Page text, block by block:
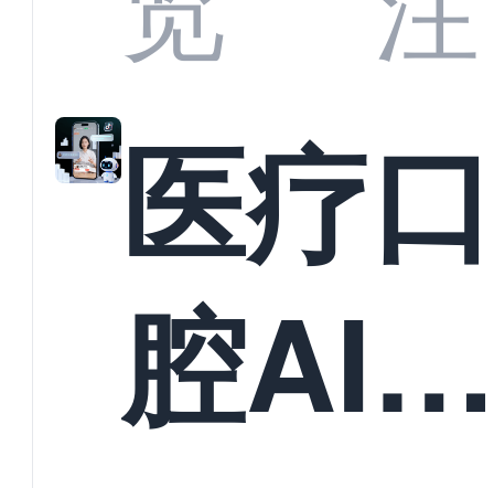
准？
教育机
构实现
医疗口
腔AI